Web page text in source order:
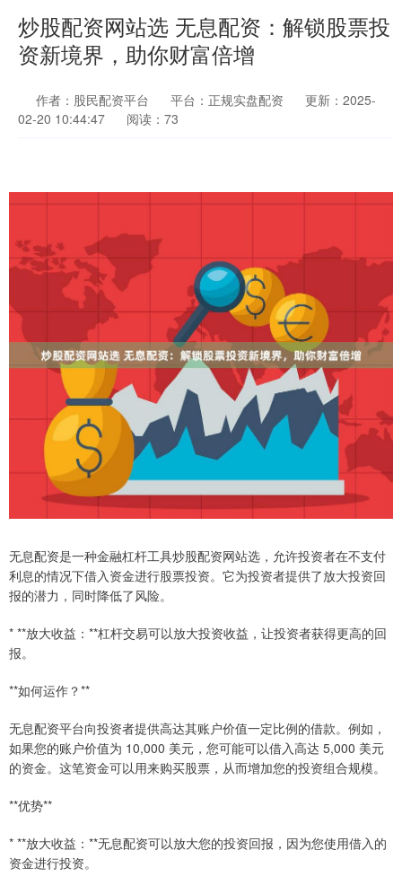
炒股配资网站选 无息配资：解锁股票投
资新境界，助你财富倍增
作者：股民配资平台 平台：正规实盘配资
更新：2025-
02-20 10:44:47
阅读：73
无息配资是一种金融杠杆工具炒股配资网站选，允许投资者在不支付
利息的情况下借入资金进行股票投资。它为投资者提供了放大投资回
报的潜力，同时降低了风险。
* **放大收益：**杠杆交易可以放大投资收益，让投资者获得更高的回
报。
**如何运作？**
无息配资平台向投资者提供高达其账户价值一定比例的借款。例如，
如果您的账户价值为 10,000 美元，您可能可以借入高达 5,000 美元
的资金。这笔资金可以用来购买股票，从而增加您的投资组合规模。
**优势**
* **放大收益：**无息配资可以放大您的投资回报，因为您使用借入的
资金进行投资。